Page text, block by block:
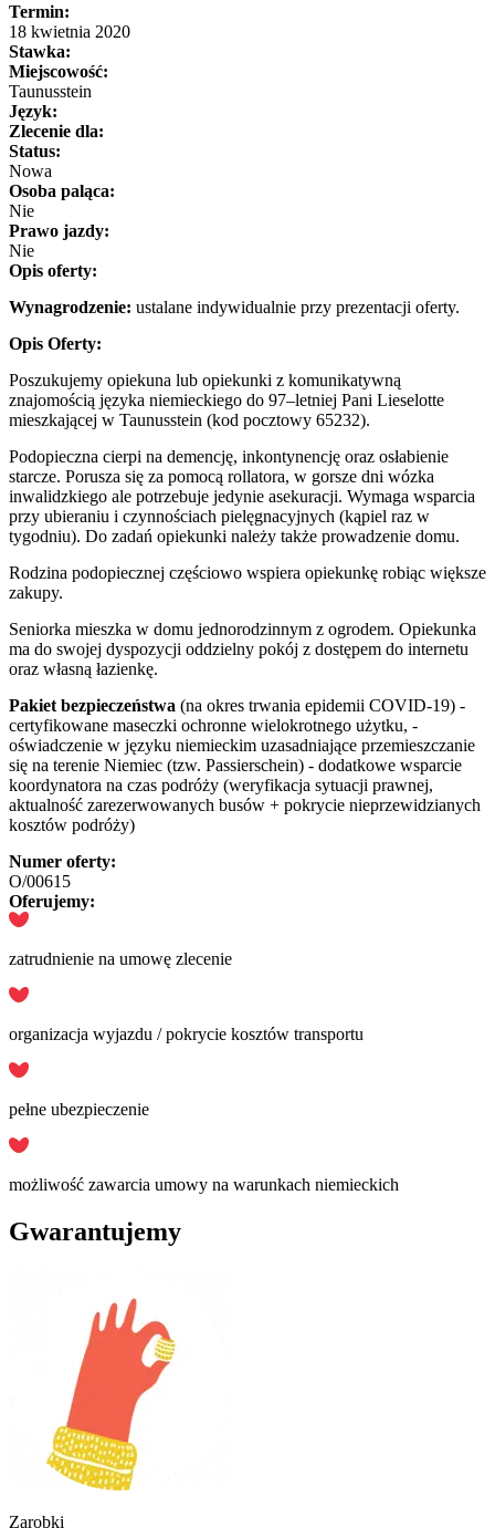
Termin:
18 kwietnia 2020
Stawka:
Miejscowość:
Taunusstein
Język:
Zlecenie dla:
Status:
Nowa
Osoba paląca:
Nie
Prawo jazdy:
Nie
Opis oferty:
Wynagrodzenie: ustalane indywidualnie przy prezentacji oferty.
Opis Oferty:
Poszukujemy opiekuna lub opiekunki z komunikatywną
znajomością języka niemieckiego do 97–letniej Pani Lieselotte
mieszkającej w Taunusstein (kod pocztowy 65232).
Podopieczna cierpi na demencję, inkontynencję oraz osłabienie
starcze. Porusza się za pomocą rollatora, w gorsze dni wózka
inwalidzkiego ale potrzebuje jedynie asekuracji. Wymaga wsparcia
przy ubieraniu i czynnościach pielęgnacyjnych (kąpiel raz w
tygodniu). Do zadań opiekunki należy także prowadzenie domu.
Rodzina podopiecznej częściowo wspiera opiekunkę robiąc większe
zakupy.
Seniorka mieszka w domu jednorodzinnym z ogrodem. Opiekunka
ma do swojej dyspozycji oddzielny pokój z dostępem do internetu
oraz własną łazienkę.
Pakiet bezpieczeństwa (na okres trwania epidemii COVID-19) -
certyfikowane maseczki ochronne wielokrotnego użytku, -
oświadczenie w języku niemieckim uzasadniające przemieszczanie
się na terenie Niemiec (tzw. Passierschein) - dodatkowe wsparcie
koordynatora na czas podróży (weryfikacja sytuacji prawnej,
aktualność zarezerwowanych busów + pokrycie nieprzewidzianych
kosztów podróży)
Numer oferty:
O/00615
Oferujemy:
zatrudnienie na umowę zlecenie
organizacja wyjazdu / pokrycie kosztów transportu
pełne ubezpieczenie
możliwość zawarcia umowy na warunkach niemieckich
Gwarantujemy
Zarobki